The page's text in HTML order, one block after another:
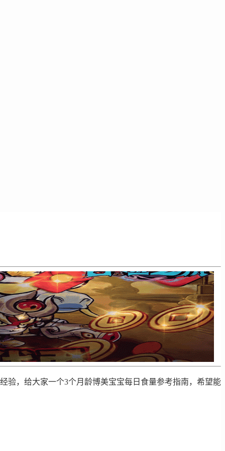
验，给大家一个3个月龄博美宝宝每日食量参考指南，希望能